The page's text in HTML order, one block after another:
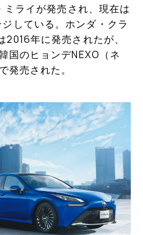
ライが発売され、現在は
している。ホンダ・クラ
年に発売されたが、
国のヒョンデNEXO（ネ
発売された。